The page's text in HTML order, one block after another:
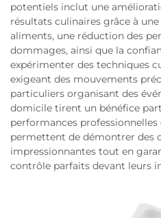
potentiels inclut une
résultats culinaires grâce à
aliments, une réduction des
dommages, ainsi que la
expérimenter des techniques
exigeant des mouvements
particuliers organisant des
domicile tirent un bénéfice
performances professionnelles
permettent de démontrer des
impressionnantes tout en
contrôle parfaits devant leurs